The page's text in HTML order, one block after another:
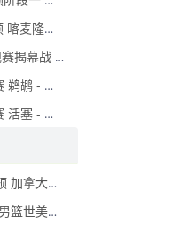
2025年11月30日男篮世非预 喀麦隆男篮 - 南苏丹男篮 全场录像
2025年11月30日WCBA常规赛揭幕战 广东女篮 - 江苏女篮 全场录像
2025年11月30日NBA常规赛 鹈鹕 - 勇士 全场录像
2025年11月30日NBA常规赛 活塞 - 热火 全场录像
2025年12月02日 男篮世美预 加拿大男篮 94 - 88 巴哈马男篮 全场集锦
2025年12月01日 12月01日男篮世美预 巴西男篮78-62智利男篮 全场集锦